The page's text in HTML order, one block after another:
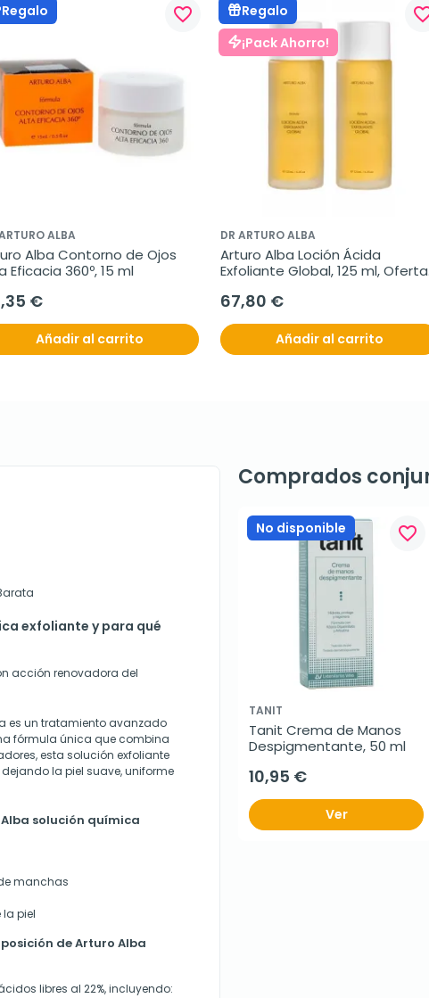
Regalo favorite_border
ALBA
Alba Contorno de Ojos
Eficacia 360º, 15 ml
€
Añadir al carrito
Regalo
¡Pack Ahorro!
DR ARTURO ALBA
Arturo Alba Loción Ácida
Exfoliante Global, 125 ml, Oferta
67,80 €
Añadir al carrito
exfoliante y para qué
acción renovadora del
es un tratamiento avanzado
fórmula única que combina
esta solución exfoliante
la piel suave, uniforme
solución química
manchas
piel
de Arturo Alba
libres al 22%, incluyendo:
Comprados
No disponible favorite_border
TANIT
Tanit Crema de Manos
Despigmentante, 50 ml
10,95 €
Ver